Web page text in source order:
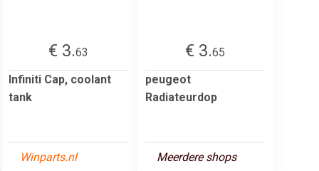
€ 3.63
Infiniti Cap, coolant
tank
Winparts.nl
€ 3.65
peugeot
Radiateurdop
Meerdere shops